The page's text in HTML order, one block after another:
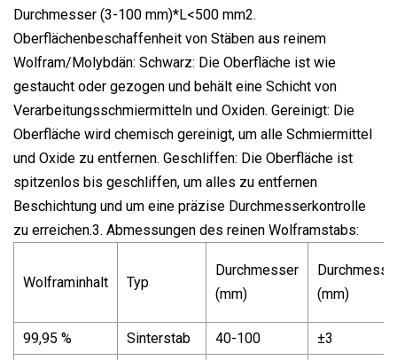
Durchmesser (3-100 mm)*L<500 mm2.
Oberflächenbeschaffenheit von Stäben aus reinem
Wolfram/Molybdän: Schwarz: Die Oberfläche ist wie
gestaucht oder gezogen und behält eine Schicht von
Verarbeitungsschmiermitteln und Oxiden. Gereinigt: Die
Oberfläche wird chemisch gereinigt, um alle Schmiermittel
und Oxide zu entfernen. Geschliffen: Die Oberfläche ist
spitzenlos bis geschliffen, um alles zu entfernen
Beschichtung und um eine präzise Durchmesserkontrolle
zu erreichen.3. Abmessungen des reinen Wolframstabs:
Wolframinhalt Typ
Durchmesser
(mm)
(mm)
99,95 % Sinterstab 40-100
±3